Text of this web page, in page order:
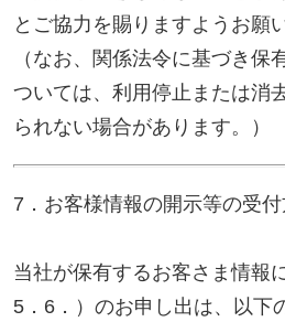
〒399-0036 長野県松本市村井町南
【ご本人または代理人の確認】
ご本人からお申込みの場合は、ご本
を、運転免許証・写真付き住民基本
スポート・健康保険の被保険者証・
ックでの確認等により確認させてい
委任状および委任状に押印された印
の確認、ご本人への電話等により確